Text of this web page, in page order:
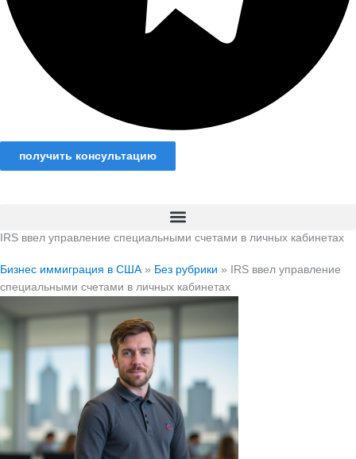
получить консультацию
IRS ввел управление специальными счетами в личных кабинетах
Бизнес иммиграция в США » Без рубрики » IRS ввел управление
специальными счетами в личных кабинетах